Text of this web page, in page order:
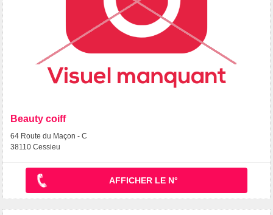
Beauty coiff
64 Route du Maçon - C
38110 Cessieu
AFFICHER LE N°